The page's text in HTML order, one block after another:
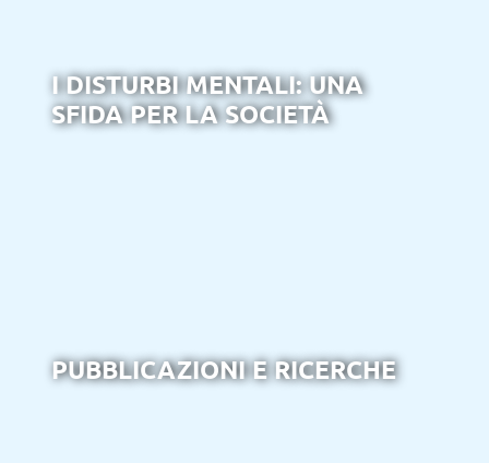
I DISTURBI MENTALI: UNA
SFIDA PER LA SOCIETÀ
PUBBLICAZIONI E RICERCHE